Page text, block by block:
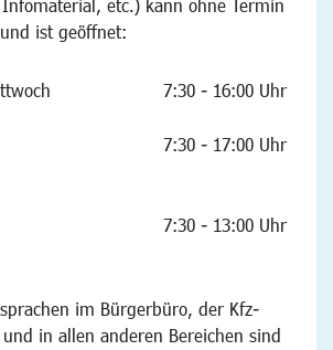
etc.) kann ohne Termin
ist geöffnet:
7:30 - 16:00 Uhr
7:30 - 17:00 Uhr
7:30 - 13:00 Uhr
im Bürgerbüro, der Kfz-
in allen anderen Bereichen sind